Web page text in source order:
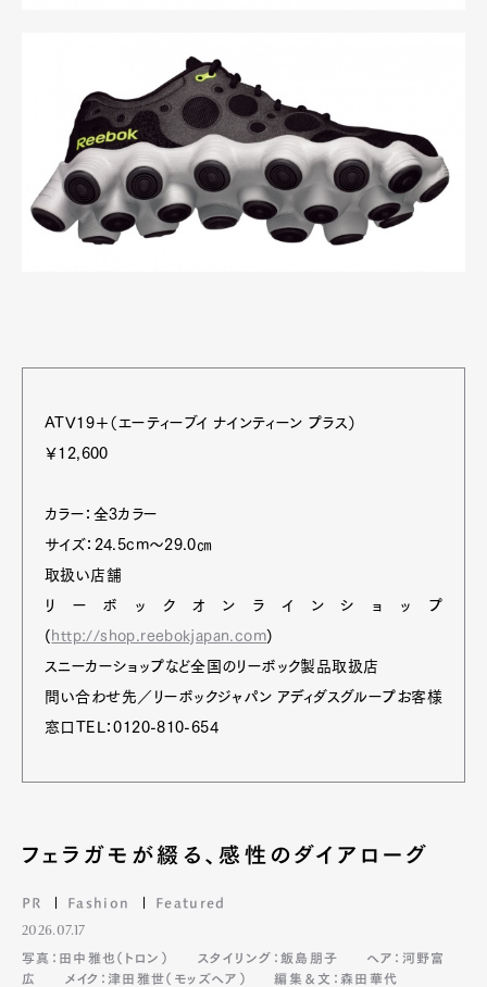
ATV19＋（エーティーブイ ナインティーン プラス）
￥12,600
カラー：全3カラー
サイズ：24.5cm～29.0㎝
取扱い店舗
リーボックオンラインショップ
( http://shop.reebokjapan.com)
スニーカーショップなど全国のリーボック製品取扱店
問い合わせ先／リーボックジャパン アディダスグループお客様
窓口TEL：0120-810-654
フェラガモが綴る、感性のダイアローグ
PR Fashion Featured
2026.07.17
写真：田中雅也（トロン）
スタイリング：飯島朋子
ヘア：河野富
広
メイク：津田雅世（モッズヘア） 編集＆文：森田華代